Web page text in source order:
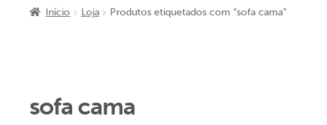
Início Loja Produtos etiquetados com “sofa cama”
sofa cama